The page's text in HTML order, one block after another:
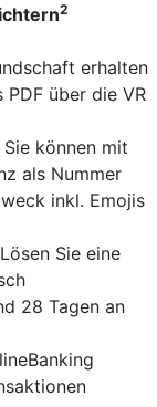
2
erhalten
über die VR
können mit
als Nummer
inkl. Emojis
Sie eine
28 Tagen an